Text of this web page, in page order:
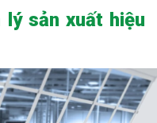
lý sản xuất hiệu